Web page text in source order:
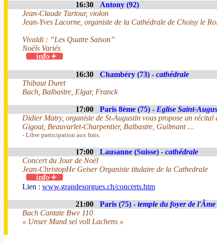
16:30
Antony (92)
Jean-Claude Tartour, violon
Jean-Yves Lacorne, organiste de la Cathédrale de Choisy le
Vivaldi : ”Les Quatre Saison”
Noëls Variés
16:30 Chambéry (73) - cathédrale
Thibaut Duret
Bach, Balbastre, Elgar, Franck
17:00 Paris 8ème (75) - Eglise Saint-
Didier Matry, organiste de St-Augustin vous propose un
Gigout, Beauvarlet-Charpentier, Balbastre, Guilmant …
- Libre participation aux frais.
17:00 Lausanne (Suisse) - cathédrale
Concert du Jour de Noël
Jean-ChristopHe Geiser Organiste titulaire de la Cathedrale
Lien : www.grandesorgues.ch/concerts.htm
21:00 Paris (75) - temple du foyer de l'Âme
Bach Cantate Bwv 110
« Unser Mund sei voll Lachens »